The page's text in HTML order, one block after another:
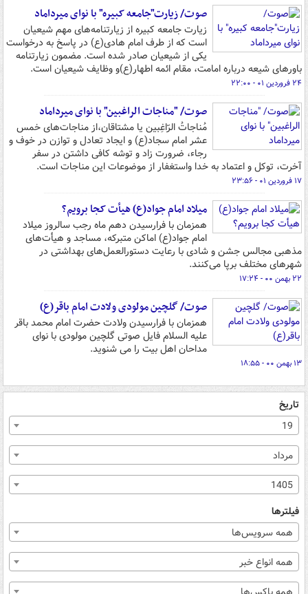
صوت/ زیارت"جامعه کبیره" با نوای میرداماد
زیارت جامعه کبیره از زیارتنامه‌های مهم شیعیان
است که از طرف امام هادی(ع) در پاسخ به درخواست
یکی از شیعیان صادر شده است. مضمون زیارتنامه
باورهای شیعه درباره امامت، مقام ائمه اطهار(ع)و وظایف شیعیان است.
۲۴ فروردین ۰۱ - ۲۲:۰۰
صوت/ "مناجات الراغبین" با نوای میرداماد
مُناجاتُ الرّاغِبین یا مشتاقان،از مناجات‌های خمس
عشر امام سجاد(ع) و ایجاد تعادل و توازن در خوف و
رجاء، ضرورت زاد و توشه کافی داشتن در سفر
آخرت، توکل و اعتماد به خدا واستغفار از موضوعات این مناجات است.
۱۷ فروردین ۰۱ - ۲۳:۵۶
میلاد امام جواد(ع) هیأت کجا برویم؟
همزمان با فرارسیدن دهم ماه رجب سالروز میلاد
امام جواد(ع) اماکن متبرکه، مساجد و هیأت‌های
مذهبی مجالس جشن و شادی با رعایت دستورالعمل‌های بهداشتی در
شهرهای مختلف برپا می‌کنند.
۲۲ بهمن ۰۰ - ۱۷:۲۴
صوت/ گلچین مولودی ولادت امام باقر(ع)
همزمان با فرارسیدن ولادت حضرت امام محمد باقر
علیه السلام فایل صوتی گلچین مولودی با نوای
مداحان اهل بیت را می شنوید.
۱۳ بهمن ۰۰ - ۱۸:۵۵
تاریخ
19
مرداد
1405
فیلترها
همه سرویس‌ها
همه انواع خبر